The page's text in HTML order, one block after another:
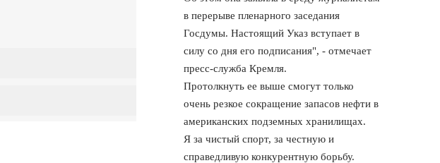
в перерыве пленарного заседания
Госдумы. Настоящий Указ вступает в
силу со дня его подписания", - отмечает
пресс-служба Кремля.
Протолкнуть ее выше смогут только
очень резкое сокращение запасов нефти в
американских подземных хранилищах.
Я за чистый спорт, за честную и
справедливую конкурентную борьбу.